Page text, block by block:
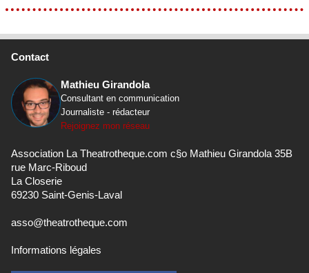
Contact
Mathieu Girandola
Consultant en communication
Journaliste - rédacteur
Rejoignez mon réseau
Association La Theatrotheque.com c§o Mathieu Girandola 35B
rue Marc-Riboud
La Closerie
69230 Saint-Genis-Laval
asso@theatrotheque.com
Informations légales